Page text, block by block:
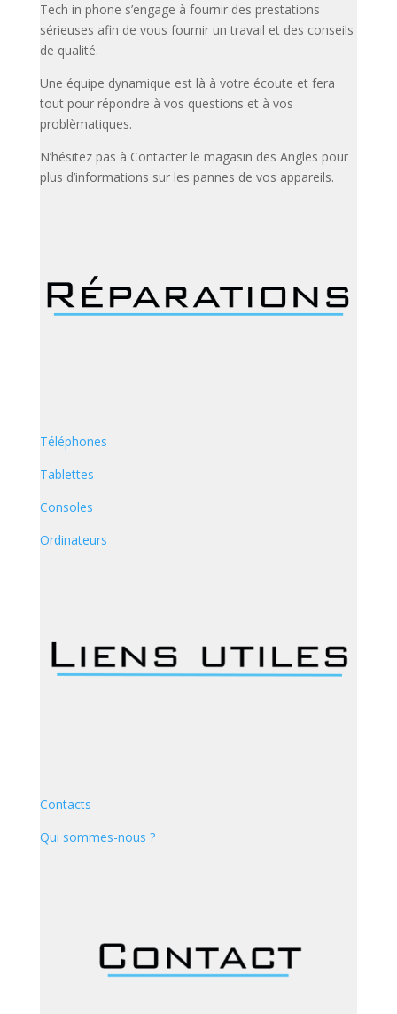
Tech in phone s’engage à fournir des prestations
sérieuses afin de vous fournir un travail et des conseils
de qualité.
Une équipe dynamique est là à votre écoute et fera
tout pour répondre à vos questions et à vos
problèmatiques.
N’hésitez pas à Contacter le magasin des Angles pour
plus d’informations sur les pannes de vos appareils.
Téléphones
Tablettes
Consoles
Ordinateurs
Contacts
Qui sommes-nous ?